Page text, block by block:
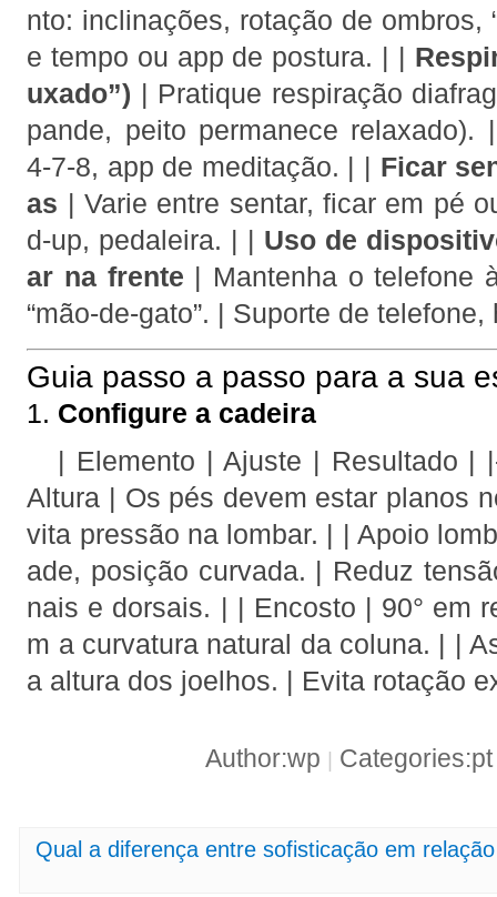
nto: inclinações, rotação de ombros,
e tempo ou app de postura. | |
uxado”) | Pratique respiração
pande, peito permanece relaxado).
4‑7‑8, app de meditação. | | Ficar
as | Varie entre sentar, ficar em pé
d‑up, pedaleira. | | Uso de
ar na frente | Mantenha o telefone
“mão‑de‑gato”. | Suporte de
Guia passo a passo para a sua
1. Configure a cadeira
| Elemento | Ajuste | Resultado |
Altura | Os pés devem estar planos
vita pressão na lombar. | | Apoio
ade, posição curvada. | Reduz
nais e dorsais. | | Encosto | 90° em
m a curvatura natural da coluna. | |
a altura dos joelhos. | Evita rotação
Author:wp
Qual a diferença entre sofisticação em